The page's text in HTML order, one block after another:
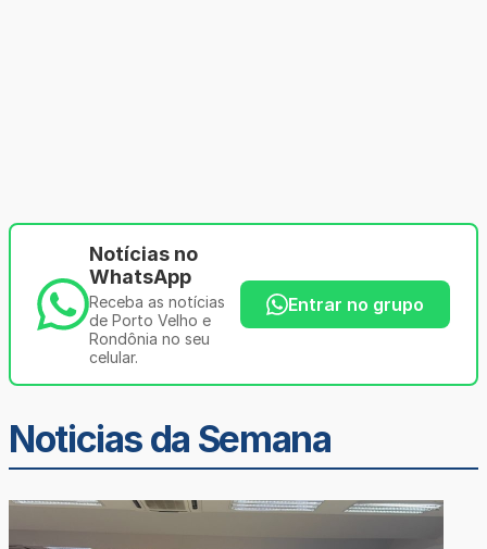
Notícias no
WhatsApp
Receba as notícias
de Porto Velho e
Rondônia no seu
celular.
Entrar no grupo
Noticias da Semana